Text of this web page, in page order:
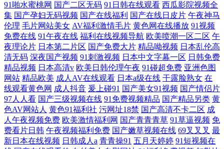
91啪水蜜桃网 国产二区无码 91日韩在线观看 西瓜影院视频全
集 国产孕妇无码视频 国产在线福利 国产在线日皮片 午夜神马
伦理 毛片网站美女 AV福利激情毛片 黄色网在线播放 91视频
免费在线 91午夜在线 福利在线视频导航 欧美喷潮一区二区 午
夜理论片 日本第二片区 国产免费大片 精品呦视频 日本乱伦高
清无码 深夜国产视频 91刺激视频 日本中文字幕一区 日韩免费
精品视频 日本高清v 欧美日韩伦理午夜 91碰超免费 亚洲色图
网站 精品欧美 成人AV在线观看 日本a级在线 干露脸熟女 在
线观看黄色网 成人抖音 爰上碰91 国产美女91视频 国产情侣片
97人人看 国产三级视频在线 91免费视频精品 国产精品另类 黄
色AV网站人 黄色91福利社 污网址18禁 国产高清不卡二区 成
人午夜视频免费 欧美激情福利网 国产青青青草 91草逼视频 免
费看片日韩 午夜视频福利免费 国产嫩草视频在线 69叉叉叉 最
新日本在线视频 日韩成人a 青青操91 五月天婷婷 91短视频在